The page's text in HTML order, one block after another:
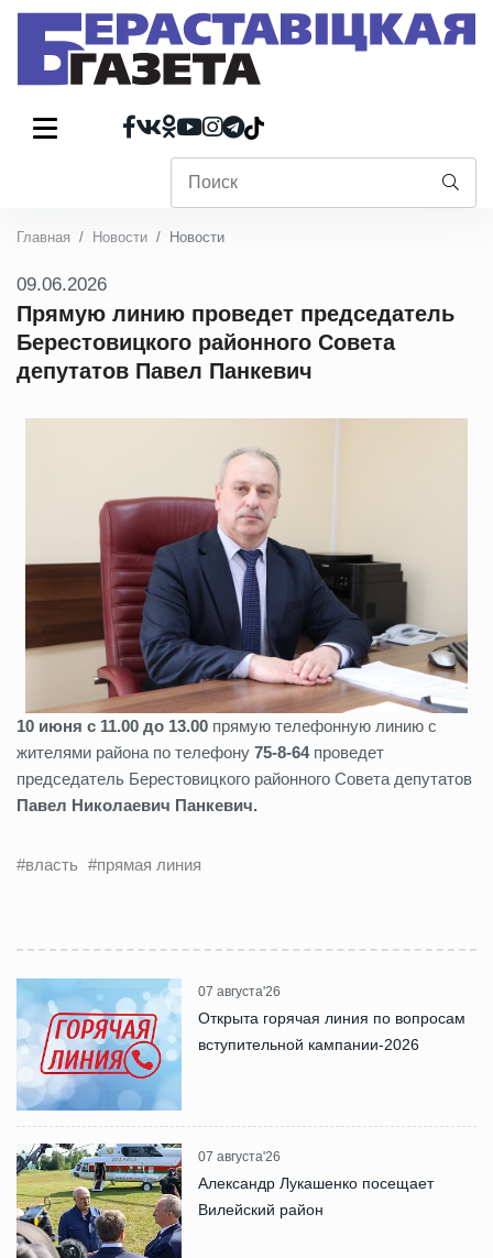
Главная Новости Новости
09.06.2026
Прямую линию проведет председатель
Берестовицкого районного Совета
депутатов Павел Панкевич
10 июня с 11.00 до 13.00 прямую телефонную линию с
жителями района по телефону 75-8-64проведет
председатель Берестовицкого районного Совета депутатов
Павел Николаевич Панкевич.
#власть #прямая линия
07 августа'26
Открыта горячая линия по вопросам
вступительной кампании-2026
07 августа'26
Александр Лукашенко посещает
Вилейский район